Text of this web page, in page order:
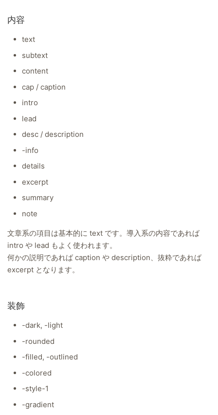
内容
text
subtext
content
cap / caption
intro
lead
desc / description
-info
details
excerpt
summary
note
文章系の項目は基本的に text です。導入系の内容であれば
intro や lead もよく使われます。
何かの説明であれば caption や description、抜粋であれば
excerpt となります。
装飾
-dark, -light
-rounded
-filled, -outlined
-colored
-style-1
-gradient